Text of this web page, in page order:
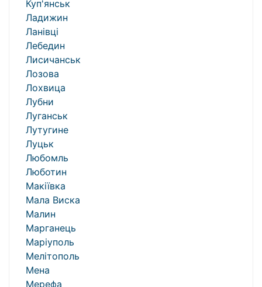
Куп'янськ
Ладижин
Ланівці
Лебедин
Лисичанськ
Лозова
Лохвица
Лубни
Луганськ
Лутугине
Луцьк
Любомль
Люботин
Макіївка
Мала Виска
Малин
Марганець
Маріуполь
Мелітополь
Мена
Мерефа